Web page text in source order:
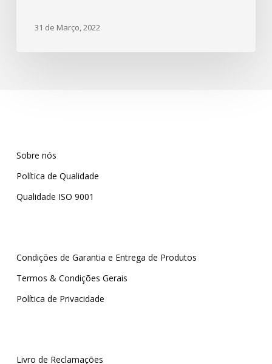
31 de Março, 2022
Sobre nós
Política de Qualidade
Qualidade ISO 9001
Condições de Garantia e Entrega de Produtos
Termos & Condições Gerais
Política de Privacidade
Livro de Reclamações